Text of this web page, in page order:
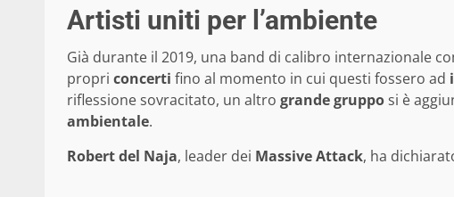
Artisti uniti per l’ambiente
Già durante il 2019, una band di calibro internazionale
propri concerti fino al momento in cui questi fossero ad
riflessione sovracitato, un altro grandegrupposi è
ambientale.
Robertdel Naja, leader dei MassiveAttack, ha